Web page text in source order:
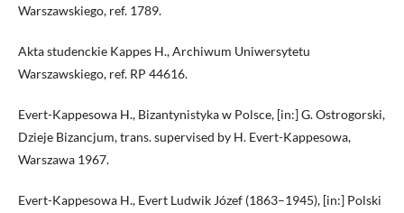
Warszawskiego, ref. 1789.
Akta studenckie Kappes H., Archiwum Uniwersytetu
Warszawskiego, ref. RP 44616.
Evert-Kappesowa H., Bizantynistyka w Polsce, [in:] G. Ostrogorski,
Dzieje Bizancjum, trans. supervised by H. Evert-Kappesowa,
Warszawa 1967.
Evert-Kappesowa H., Evert Ludwik Józef (1863–1945), [in:] Polski